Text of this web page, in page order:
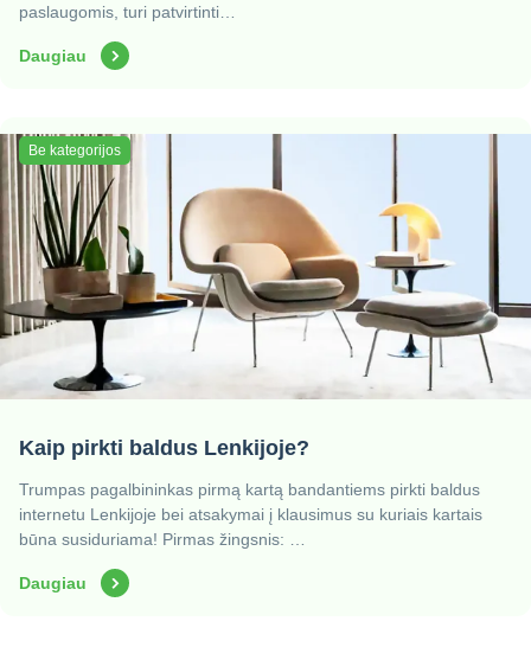
paslaugomis, turi patvirtinti…
Daugiau
Be kategorijos
Kaip pirkti baldus Lenkijoje?
Trumpas pagalbininkas pirmą kartą bandantiems pirkti baldus
internetu Lenkijoje bei atsakymai į klausimus su kuriais kartais
būna susiduriama! Pirmas žingsnis: …
Daugiau